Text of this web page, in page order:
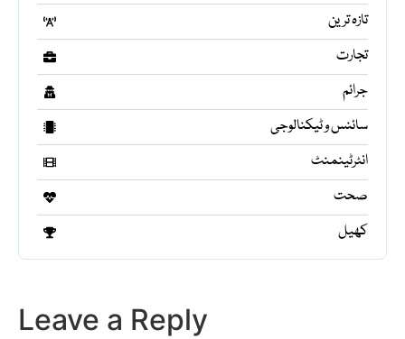
تازہ ترین
تجارت
جرائم
سائنس و ٹیکنالوجی
انٹرٹینمنٹ
صحت
کھیل
Leave a Reply